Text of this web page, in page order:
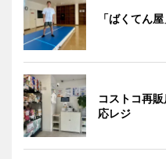
「ばくてん
コストコ再
応レジ